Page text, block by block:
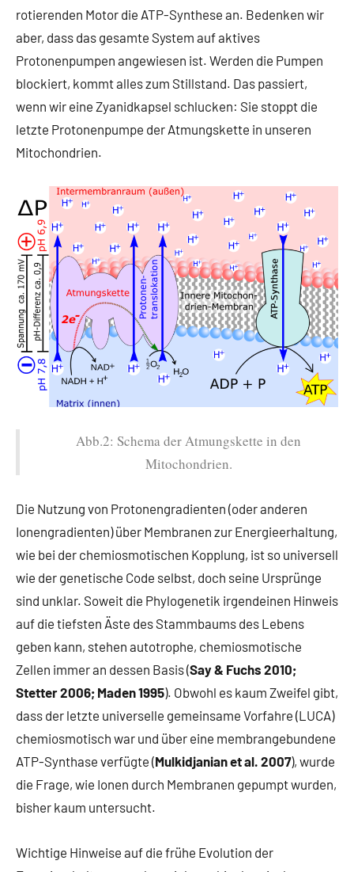
rotierenden Motor die ATP-Synthese an. Bedenken wir
aber, dass das gesamte System auf aktives
Protonenpumpen angewiesen ist. Werden die Pumpen
blockiert, kommt alles zum Stillstand. Das passiert,
wenn wir eine Zyanidkapsel schlucken: Sie stoppt die
letzte Protonenpumpe der Atmungskette in unseren
Mitochondrien.
Abb.2: Schema der Atmungskette in den
Mitochondrien.
Die Nutzung von Protonengradienten (oder anderen
Ionengradienten) über Membranen zur Energieerhaltung,
wie bei der chemiosmotischen Kopplung, ist so universell
wie der genetische Code selbst, doch seine Ursprünge
sind unklar. Soweit die Phylogenetik irgendeinen Hinweis
auf die tiefsten Äste des Stammbaums des Lebens
geben kann, stehen autotrophe, chemiosmotische
Zellen immer an dessen Basis (Say & Fuchs 2010;
Stetter 2006; Maden 1995). Obwohl es kaum Zweifel gibt,
dass der letzte universelle gemeinsame Vorfahre (LUCA)
chemiosmotisch war und über eine membrangebundene
ATP-Synthase verfügte (Mulkidjanian et al. 2007), wurde
die Frage, wie Ionen durch Membranen gepumpt wurden,
bisher kaum untersucht.
Wichtige Hinweise auf die frühe Evolution der